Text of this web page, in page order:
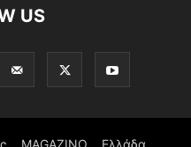
US
MAGAZINO Ελλάδα